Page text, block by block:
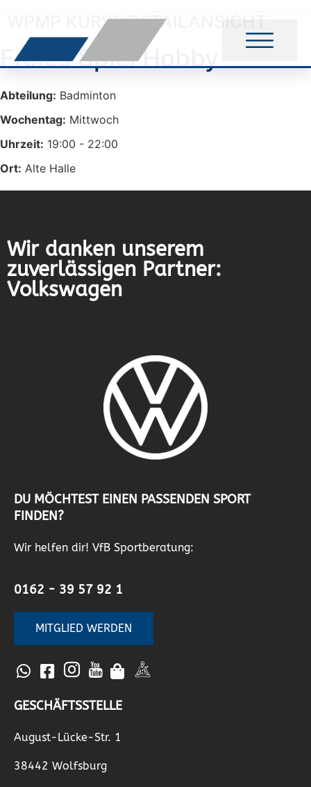
WPMP KURSE DETAILANSICHT
Freies Spiel Hobby
Abteilung: Badminton
Wochentag: Mittwoch
Uhrzeit: 19:00 - 22:00
Ort: Alte Halle
Wir danken unserem
zuverlässigen Partner:
Volkswagen
DU MÖCHTEST EINEN PASSENDEN SPORT
FINDEN?
Wir helfen dir! VfB Sportberatung:
0162 - 39 57 92 1
MITGLIED WERDEN
GESCHÄFTSSTELLE
August-Lücke-Str. 1
38442 Wolfsburg